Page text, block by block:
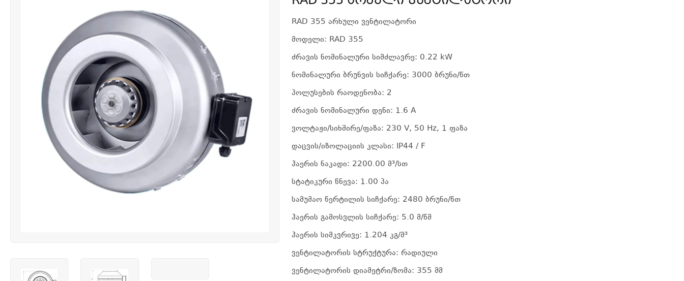
RAD 355 არხული ვენტილატორი
მოდელი: RAD 355
ძრავის ნომინალური სიმძლავრე: 0.22 kW
ნომინალური ბრუნვის სიჩქარე: 3000 ბრუნი/წთ
პოლუსების რაოდენობა: 2
ძრავის ნომინალური დენი: 1.6 A
ვოლტაჟი/სიხშირე/ფაზა: 230 V, 50 Hz, 1 ფაზა
დაცვის/იზოლაციის კლასი: IP44 / F
ჰაერის ნაკადი: 2200.00 მ³/სთ
სტატიკური წნევა: 1.00 პა
სამუშაო წერტილის სიჩქარე: 2480 ბრუნი/წთ
ჰაერის გამოსვლის სიჩქარე: 5.0 მ/წმ
ჰაერის სიმკვრივე: 1.204 კგ/მ³
ვენტილატორის სტრუქტურა: რადიული
ვენტილატორის დიამეტრი/ზომა: 355 მმ